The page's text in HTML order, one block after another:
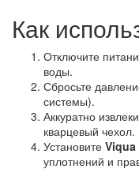
Как
Отключите
воды.
Сбросьте
системы).
Аккуратно
кварцевый чехол.
Установите Viqua
уплотнений и